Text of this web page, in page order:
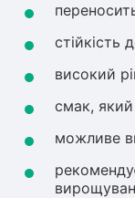
стійкість
високий
смак,
можливе